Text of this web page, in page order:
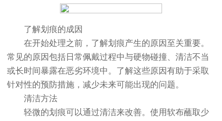
了解划痕的成因
在开始处理之前，了解划痕产生的原因至关重要。
常见的原因包括日常佩戴过程中与硬物碰撞、清洁不当
或长时间暴露在恶劣环境中。了解这些原因有助于采取
针对性的预防措施，减少未来可能出现的问题。
清洁方法
轻微的划痕可以通过清洁来改善。使用软布蘸取少